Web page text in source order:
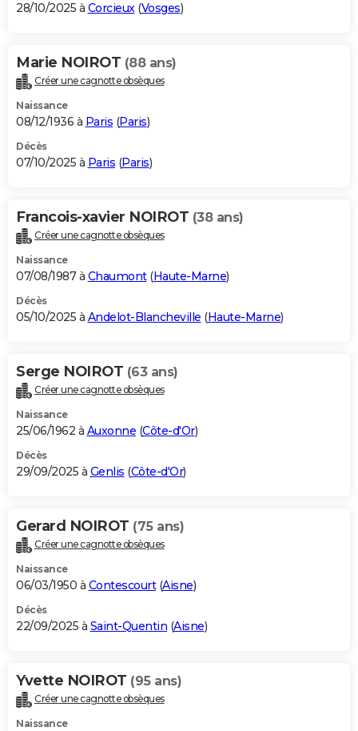
28/10/2025 à Corcieux(Vosges)
Marie NOIROT (88 ans)
Créer une cagnotte obsèques
Naissance
08/12/1936 à Paris (Paris)
Décès
07/10/2025 à Paris (Paris)
Francois-xavier NOIROT (38 ans)
Créer une cagnotte obsèques
Naissance
07/08/1987 à Chaumont(Haute-Marne)
Décès
05/10/2025 à Andelot-Blancheville (Haute-Marne)
Serge NOIROT (63 ans)
Créer une cagnotte obsèques
Naissance
25/06/1962 à Auxonne (Côte-d'Or)
Décès
29/09/2025 à Genlis (Côte-d'Or)
Gerard NOIROT (75 ans)
Créer une cagnotte obsèques
Naissance
06/03/1950 à Contescourt(Aisne)
Décès
22/09/2025 à Saint-Quentin (Aisne)
Yvette NOIROT (95 ans)
Créer une cagnotte obsèques
Naissance